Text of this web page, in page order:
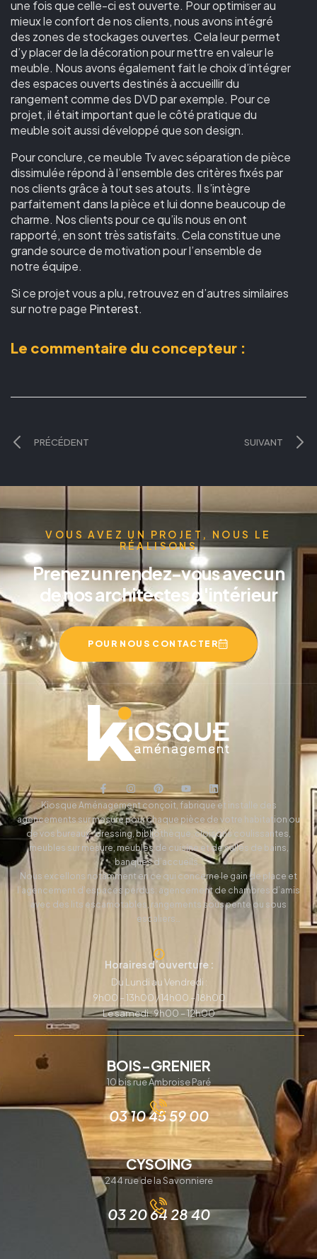
une fois que celle-ci est ouverte. Pour optimiser au
mieux le confort de nos clients, nous avons intégré
des zones de stockages ouvertes. Cela leur permet
d’y placer de la décoration pour mettre en valeur le
meuble. Nous avons également fait le choix d’intégrer
des espaces ouverts destinés à accueillir du
rangement comme des DVD par exemple. Pour ce
projet, il était important que le côté pratique du
meuble soit aussi développé que son design.
Pour conclure, ce meuble Tv avec séparation de pièce
dissimulée répond à l’ensemble des critères fixés par
nos clients grâce à tout ses atouts. Il s’intègre
parfaitement dans la pièce et lui donne beaucoup de
charme. Nos clients pour ce qu’ils nous en ont
rapporté, en sont très satisfaits. Cela constitue une
grande source de motivation pour l’ensemble de
notre équipe.
Si ce projet vous a plu, retrouvez en d’autres similaires
sur notre page Pinterest.
Le commentaire du concepteur :
PRÉCÉDENT SUIVANT
VOUS AVEZ UN PROJET, NOUS LE
RÉALISONS
Prenez un rendez-vous avec un
de nos architectes d'intérieur
POUR NOUS CONTACTER
Kiosque Aménagement conçoit, fabrique et installe des
agencements sur mesure pour chaque pièce de votre habitation ou
de vos bureaux, dressing, bibliothèque, cloisons coulissantes,
meubles sur mesure, meubles de cuisine et de salles de bains,
banques d’accueils…
Nous excellons notamment en ce qui concerne le gain de place et
l’agencement d’espaces perdus: agencement de chambres d’amis
avec des lits escamotables, rangements sous pente ou sous
escaliers…
Horaires d’ouverture :
Du Lundi au Vendredi :
9h00 – 13h00 / 14h00 – 18h00
Le samedi : 9h00 – 12h00
BOIS-GRENIER
10 bis rue Ambroise Paré
03 10 45 59 00
CYSOING
244 rue de la Savonniere
03 20 64 28 40